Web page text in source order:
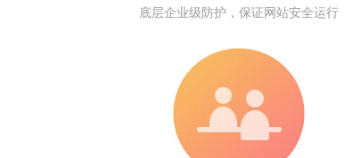
底层企业级防护，保证网站安全运行